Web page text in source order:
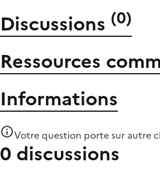
Discussions (0)
Ressources
Informations
Votre question porte sur autre
0 discussions